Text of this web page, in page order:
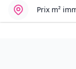
Prix m²